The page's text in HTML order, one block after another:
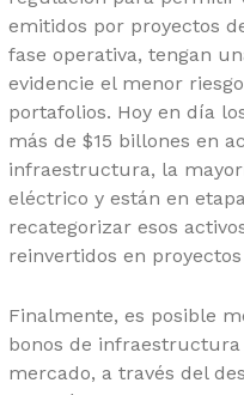
emitidos por proyectos
fase operativa, tengan
evidencie el menor
portafolios. Hoy en día
más de $15 billones en
infraestructura, la
eléctrico y están en
recategorizar esos
reinvertidos en
Finalmente, es posible
bonos de
mercado, a través del